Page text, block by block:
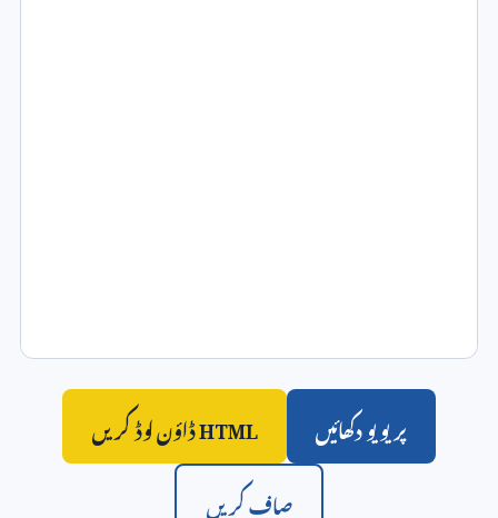
پریویو دکھائیں
HTML ڈاؤن لوڈ کریں
صاف کریں